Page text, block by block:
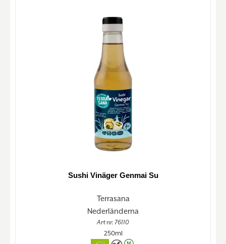
Sushi Vinäger Genmai Su
Terrasana
Nederländerna
Art nr. 76110
250ml